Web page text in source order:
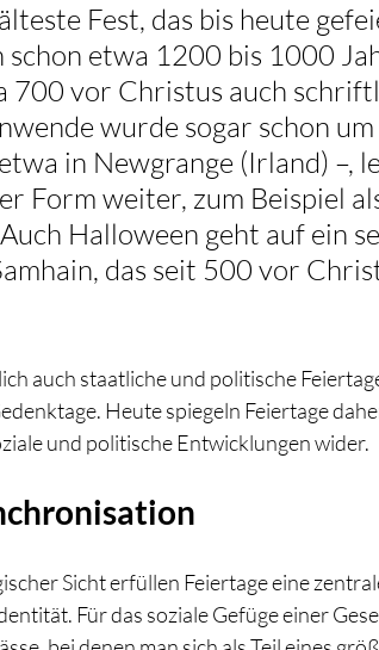
Fest, das bis heute
schon etwa 1200 bis 1000
700 vor Christus auch
wurde sogar schon
in Newgrange (Irland) –,
Form weiter, zum Beispiel
Halloween geht auf ein
das seit 500 vor
auch staatliche und politische
Heute spiegeln Feiertage
und politische Entwicklungen wider.
Sicht erfüllen Feiertage eine
Für das soziale Gefüge einer